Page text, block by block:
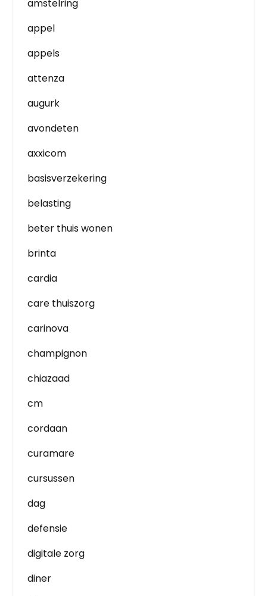
amstelring
appel
appels
attenza
augurk
avondeten
axxicom
basisverzekering
belasting
beter thuis wonen
brinta
cardia
care thuiszorg
carinova
champignon
chiazaad
cm
cordaan
curamare
cursussen
dag
defensie
digitale zorg
diner